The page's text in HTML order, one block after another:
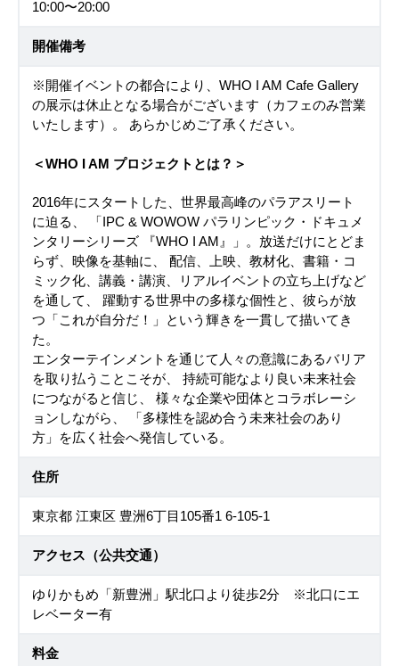
10:00〜20:00
開催備考
※開催イベントの都合により、WHO I AM Cafe Gallery
の展示は休止となる場合がございます（カフェのみ営業
いたします）。 あらかじめご了承ください。
＜WHO I AM プロジェクトとは？＞
2016年にスタートした、世界最高峰のパラアスリート
に迫る、 「IPC & WOWOW パラリンピック・ドキュメ
ンタリーシリーズ 『WHO I AM』」。放送だけにとどま
らず、映像を基軸に、 配信、上映、教材化、書籍・コ
ミック化、講義・講演、リアルイベントの立ち上げなど
を通して、 躍動する世界中の多様な個性と、彼らが放
つ「これが自分だ！」という輝きを一貫して描いてき
た。
エンターテインメントを通じて人々の意識にあるバリア
を取り払うことこそが、 持続可能なより良い未来社会
につながると信じ、 様々な企業や団体とコラボレーシ
ョンしながら、 「多様性を認め合う未来社会のあり
方」を広く社会へ発信している。
住所
東京都 江東区 豊洲6丁⽬105番1 6-105-1
アクセス（公共交通）
ゆりかもめ「新豊洲」駅北口より徒歩2分 ※北口にエ
レベーター有
料金